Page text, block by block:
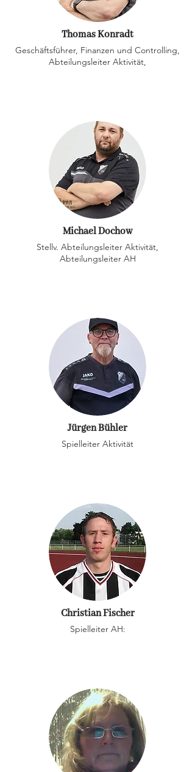
Thomas Konradt
Geschäftsführer, Finanzen und Controlling,
Abteilungsleiter Aktivität,
Michael Dochow
Stellv. Abteilungsleiter Aktivität,
Abteilungsleiter AH
Jürgen Bühler
Spielleiter Aktivität
Christian Fischer
Spielleiter AH: